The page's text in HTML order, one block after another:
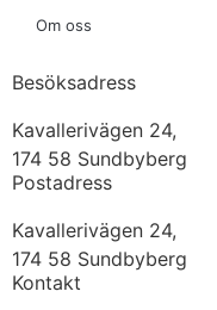
Om oss
Besöksadress
Kavallerivägen 24,
174 58 Sundbyberg
Postadress
Kavallerivägen 24,
174 58 Sundbyberg
Kontakt